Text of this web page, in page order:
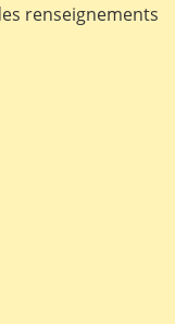
renseignements